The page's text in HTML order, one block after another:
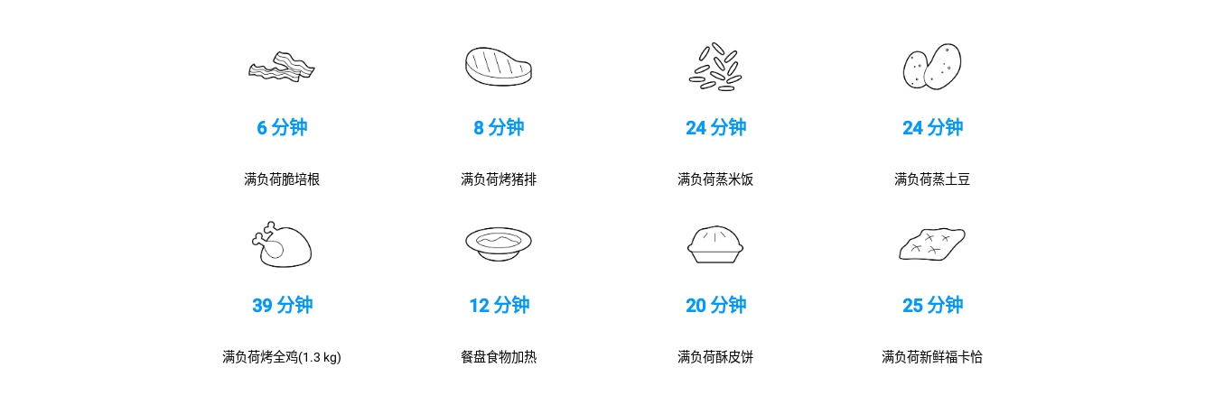
6 分钟
满负荷脆培根
8 分钟
满负荷烤猪排
24 分钟
满负荷蒸米饭
24 分钟
满负荷蒸土豆
39 分钟
满负荷烤全鸡(1.3 kg)
12 分钟
餐盘食物加热
20 分钟
满负荷酥皮饼
25 分钟
满负荷新鲜福卡恰